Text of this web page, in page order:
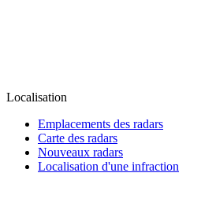
Localisation
Emplacements des radars
Carte des radars
Nouveaux radars
Localisation d'une infraction